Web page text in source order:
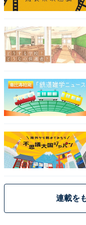
連載を